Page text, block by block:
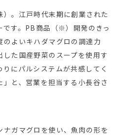
。江戸時代末期に創業された
です。PB商品（※）開発のきっ
よいキハダマグロの調達力
た国産野菜のスープを使用す
にパルシステムが共感してく
と、営業を担当する小長谷さ
ガマグロを使い、魚肉の形を